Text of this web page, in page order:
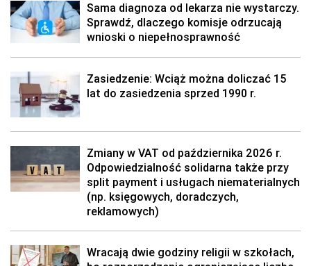
Sama diagnoza od lekarza nie wystarczy.
Sprawdź, dlaczego komisje odrzucają
wnioski o niepełnosprawność
Zasiedzenie: Wciąż można doliczać 15
lat do zasiedzenia sprzed 1990 r.
Zmiany w VAT od października 2026 r.
Odpowiedzialność solidarna także przy
split payment i usługach niematerialnych
(np. księgowych, doradczych,
reklamowych)
Wracają dwie godziny religii w szkołach,